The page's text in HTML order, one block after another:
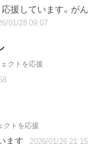
援しています。がん
01/28 09:07
クトを応援
クトを応援
ます 2026/01/26 21:15